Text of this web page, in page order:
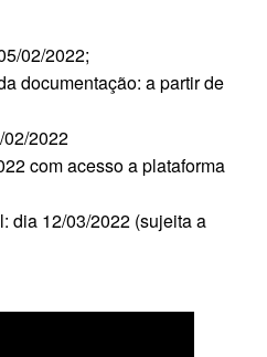
02/2022;
documentação: a partir de
2022
com acesso a plataforma
dia 12/03/2022 (sujeita a